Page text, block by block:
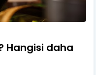
Hangisi daha